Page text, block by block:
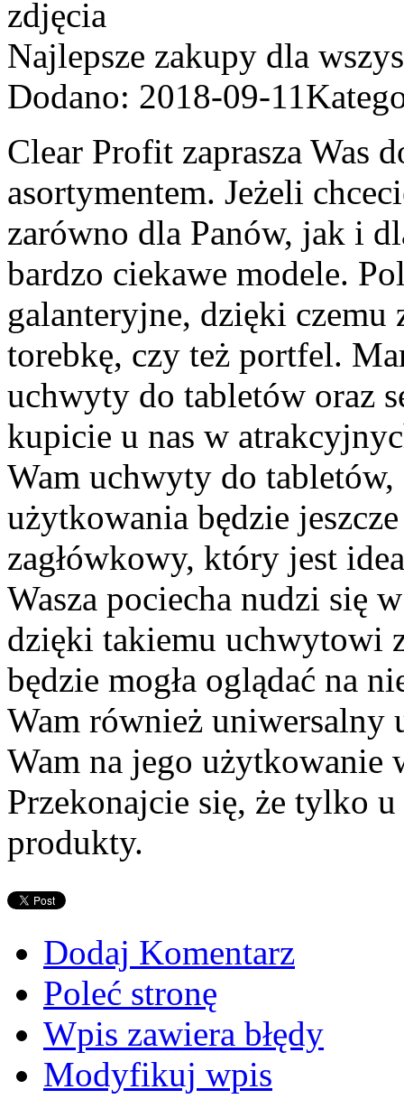
Najlepsze zakupy dla
Dodano: 2018-09-11
Clear Profit zaprasza Was
asortymentem. Jeżeli
zarówno dla Panów, jak i
bardzo ciekawe modele.
galanteryjne, dzięki czemu
torebkę, czy też portfel.
uchwyty do tabletów oraz
kupicie u nas w
Wam uchwyty do
użytkowania będzie
zagłówkowy, który jest
Wasza pociecha nudzi się
dzięki takiemu uchwytowi
będzie mogła oglądać na
Wam również
Wam na jego użytkowanie
Przekonajcie się, że tylko
produkty.
Dodaj Komentarz
Poleć stronę
Wpis zawiera błędy
Modyfikuj wpis